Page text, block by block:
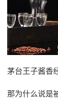
茅台王子酱香
那为什么说是